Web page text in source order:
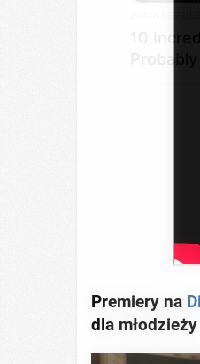
Premiery na
dla młodzieży
RADAR MEDIA
David